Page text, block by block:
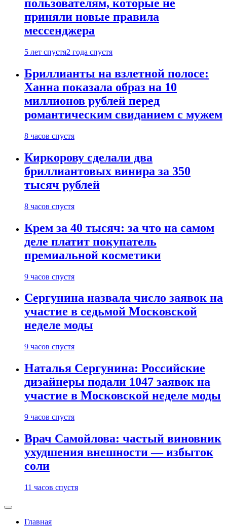
пользователям, которые не
приняли новые правила
мессенджера
5 лет спустя2 года спустя
Бриллианты на взлетной полосе:
Ханна показала образ на 10
миллионов рублей перед
романтическим свиданием с мужем
8 часов спустя
Киркорову сделали два
бриллиантовых винира за 350
тысяч рублей
8 часов спустя
Крем за 40 тысяч: за что на самом
деле платит покупатель
премиальной косметики
9 часов спустя
Сергунина назвала число заявок на
участие в седьмой Московской
неделе моды
9 часов спустя
Наталья Сергунина: Российские
дизайнеры подали 1047 заявок на
участие в Московской неделе моды
9 часов спустя
Врач Самойлова: частый виновник
ухудшения внешности — избыток
соли
11 часов спустя
Главная